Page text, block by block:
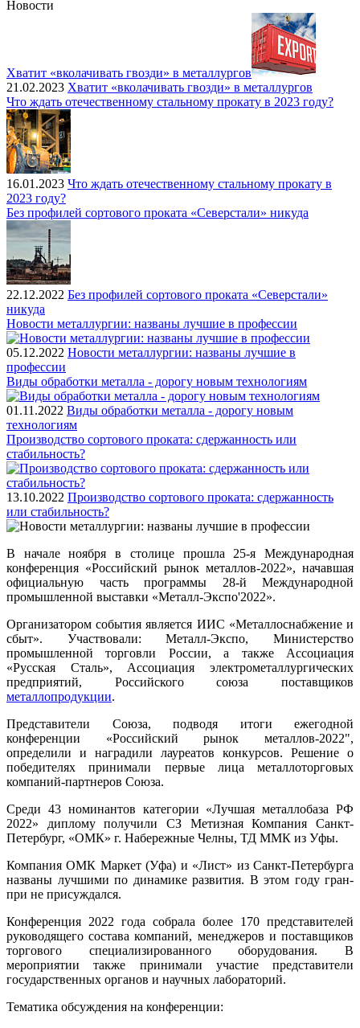
Новости
Хватит «вколачивать гвозди» в металлургов
21.02.2023 Хватит «вколачивать гвозди» в металлургов
Что ждать отечественному стальному прокату в 2023 году?
16.01.2023 Что ждать отечественному стальному прокату в
2023 году?
Без профилей сортового проката «Северстали» никуда
22.12.2022 Без профилей сортового проката «Северстали»
никуда
Новости металлургии: названы лучшие в профессии
05.12.2022 Новости металлургии: названы лучшие в
профессии
Виды обработки металла - дорогу новым технологиям
01.11.2022 Виды обработки металла - дорогу новым
технологиям
Производство сортового проката: сдержанность или
стабильность?
13.10.2022 Производство сортового проката: сдержанность
или стабильность?
В начале ноября в столице прошла 25-я Международная
конференция «Российский рынок металлов-2022», начавшая
официальную часть программы 28-й Международной
промышленной выставки «Металл-Экспо'2022».
Организатором события является ИИС «Металлоснабжение и
сбыт». Участвовали: Металл-Экспо, Министерство
промышленной торговли России, а также Ассоциация
«Русская Сталь», Ассоциация электрометаллургических
предприятий, Российского союза поставщиков
металлопродукции.
Представители Союза, подводя итоги ежегодной
конференции «Российский рынок металлов-2022",
определили и наградили лауреатов конкурсов. Решение о
победителях принимали первые лица металлоторговых
компаний-партнеров Союза.
Среди 43 номинантов категории «Лучшая металлобаза РФ
2022» диплому получили СЗ Метизная Компания Санкт-
Петербург, «ОМК» г. Набережные Челны, ТД ММК из Уфы.
Компания ОМК Маркет (Уфа) и «Лист» из Санкт-Петербурга
названы лучшими по динамике развития. В этом году гран-
при не присуждался.
Конференция 2022 года собрала более 170 представителей
руководящего состава компаний, менеджеров и поставщиков
торгового специализированного оборудования. В
мероприятии также принимали участие представители
государственных органов и научных лабораторий.
Тематика обсуждения на конференции: